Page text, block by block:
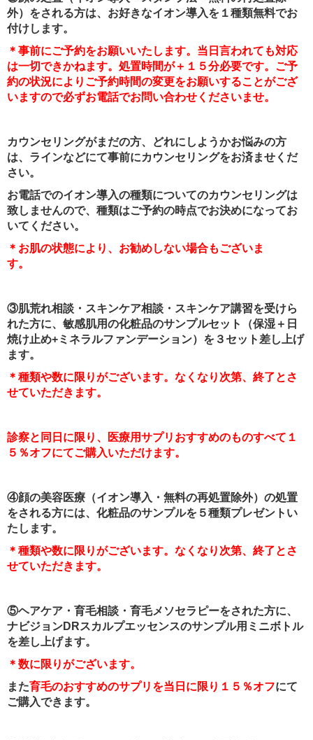
外）をされる方は、お好きなイオン導入を１種類無料でお
付けします。
＊事前にご予約をお願いいたします。当日言われても対応
は一切できかねます。処置時間が＋１５分必要です。ご予
約の状況によりご予約時間の変更をお願いすることがござ
いますので必ずお電話でお問い合わせくださいませ。
カウンセリングがまだの方、どれにしようかお悩みの方
は、ラインなどにて事前にカウンセリングをお済ませくだ
さい。
お電話でのイオン導入の種類についてのカウンセリングは
致しませんので、種類はご予約の時点でお決めになってお
いてください。
＊お肌の状態により、お勧めしない場合もございま
す。
③肌荒れ相談・スキンケア相談・スキンケア講習を受けら
れた方に、敏感肌用の化粧品のサンプルセット（保湿＋日
焼け止め+ミネラルファンデーション）を３セット差し上げ
ます。
＊種類や数に限りがございます。なくなり次第、終了とさ
せていただきます。
診察と同日に限り、医療用サプリおすすめのものすべて１
５％オフにてご購入いただけます。
④顔の美容医療（イオン導入・無料の再処置除外）の処置
をされる方には、化粧品のサンプルを５種類プレゼントい
たします。
＊種類や数に限りがございます。なくなり次第、終了とさ
せていただきます。
⑤ヘアケア・育毛相談・育毛メソセラピーをされた方に、
ナビジョンDRスカルプエッセンスのサンプル用ミニボトル
を差し上げます。
＊数に限りがございます。
また育毛のおすすめのサプリを当日に限り１５％オフにて
ご購入できます。